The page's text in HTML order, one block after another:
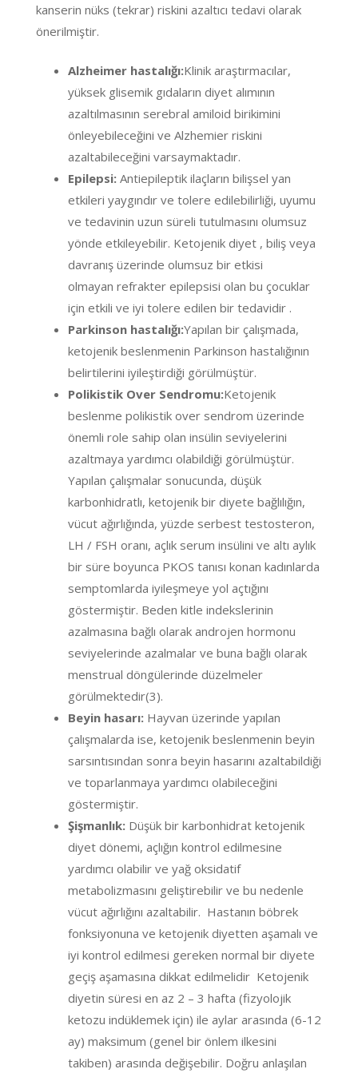
kanserin nüks (tekrar) riskini azaltıcı tedavi olarak
önerilmiştir.
Alzheimer hastalığı:Klinik araştırmacılar,
yüksek glisemik gıdaların diyet alımının
azaltılmasının serebral amiloid birikimini
önleyebileceğini ve Alzhemier riskini
azaltabileceğini varsaymaktadır.
Epilepsi: Antiepileptik ilaçların bilişsel yan
etkileri yaygındır ve tolere edilebilirliği, uyumu
ve tedavinin uzun süreli tutulmasını olumsuz
yönde etkileyebilir. Ketojenik diyet , biliş veya
davranış üzerinde olumsuz bir etkisi
olmayan refrakter epilepsisi olan bu çocuklar
için etkili ve iyi tolere edilen bir tedavidir .
Parkinson hastalığı:Yapılan bir çalışmada,
ketojenik beslenmenin Parkinson hastalığının
belirtilerini iyileştirdiği görülmüştür.
Polikistik Over Sendromu:Ketojenik
beslenme polikistik over sendrom üzerinde
önemli role sahip olan insülin seviyelerini
azaltmaya yardımcı olabildiği görülmüştür.
Yapılan çalışmalar sonucunda, düşük
karbonhidratlı, ketojenik bir diyete bağlılığın,
vücut ağırlığında, yüzde serbest testosteron,
LH / FSH oranı, açlık serum insülini ve altı aylık
bir süre boyunca PKOS tanısı konan kadınlarda
semptomlarda iyileşmeye yol açtığını
göstermiştir. Beden kitle indekslerinin
azalmasına bağlı olarak androjen hormonu
seviyelerinde azalmalar ve buna bağlı olarak
menstrual döngülerinde düzelmeler
görülmektedir(3).
Beyin hasarı: Hayvan üzerinde yapılan
çalışmalarda ise, ketojenik beslenmenin beyin
sarsıntısından sonra beyin hasarını azaltabildiği
ve toparlanmaya yardımcı olabileceğini
göstermiştir.
Şişmanlık: Düşük bir karbonhidrat ketojenik
diyet dönemi, açlığın kontrol edilmesine
yardımcı olabilir ve yağ oksidatif
metabolizmasını geliştirebilir ve bu nedenle
vücut ağırlığını azaltabilir. Hastanın böbrek
fonksiyonuna ve ketojenik diyetten aşamalı ve
iyi kontrol edilmesi gereken normal bir diyete
geçiş aşamasına dikkat edilmelidir Ketojenik
diyetin süresi en az 2 – 3 hafta (fizyolojik
ketozu indüklemek için) ile aylar arasında (6-12
ay) maksimum (genel bir önlem ilkesini
takiben) arasında değişebilir. Doğru anlaşılan